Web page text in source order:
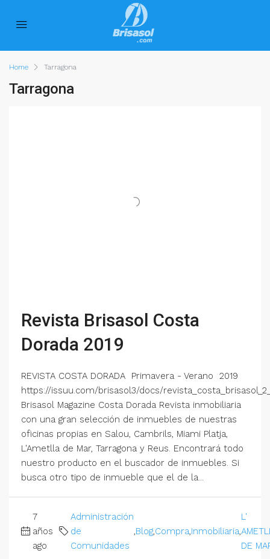
Home Tarragona
Tarragona
Revista Brisasol Costa
Dorada 2019
REVISTA COSTA DORADA Primavera - Verano 2019
https://issuu.com/brisasol3/docs/
Brisasol Magazine Costa Dorada Revista inmobiliaria
con una gran selección de inmuebles de nuestras
oficinas propias en Salou, Cambrils, Miami Platja,
L'Ametlla de Mar, Tarragona y Reus. Encontrará todo
nuestro producto en el buscador de inmuebles. Si
busca otro tipo de inmueble que el de la...
7
años
ago
Administración
de
Comunidades
Blog Compra Inmobiliaria
L'
DE